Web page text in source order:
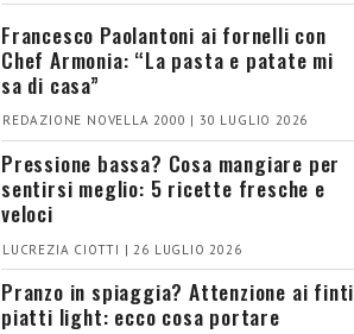
Francesco Paolantoni ai fornelli con
Chef Armonia: “La pasta e patate mi
sa di casa”
REDAZIONE NOVELLA 2000 | 30 LUGLIO 2026
Pressione bassa? Cosa mangiare per
sentirsi meglio: 5 ricette fresche e
veloci
LUCREZIA CIOTTI | 26 LUGLIO 2026
Pranzo in spiaggia? Attenzione ai finti
piatti light: ecco cosa portare